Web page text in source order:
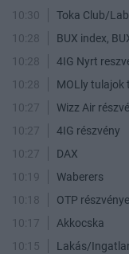
10:30
10:28
BUX index,
10:28
4IG Nyrt
10:28
MOLly tulajok
10:27
Wizz Air
10:27
4IG részvény
10:27
DAX
10:19
Waberers
10:18
OTP
10:17
Akkocska
10:15
Lakás/